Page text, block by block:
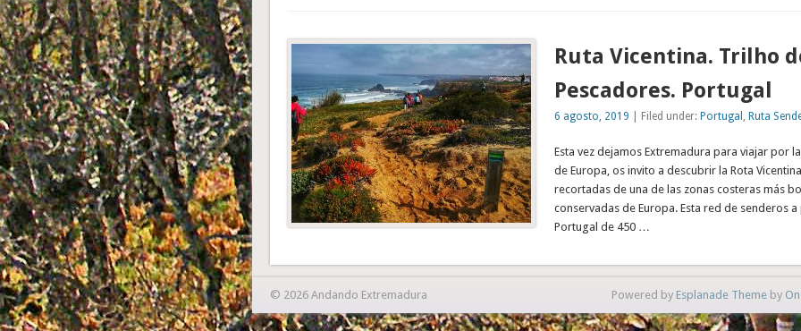
Ruta Vicentina. Trilho
Pescadores. Portugal
6 agosto, 2019 | Filed under: Portugal , Ruta
Esta vez dejamos Extremadura para viajar por
de Europa, os invito a descubrir la Rota
recortadas de una de las zonas costeras más
conservadas de Europa. Esta red de senderos
Portugal de 450 …
© 2026 Andando Extremadura Powered by Esplanade Theme by